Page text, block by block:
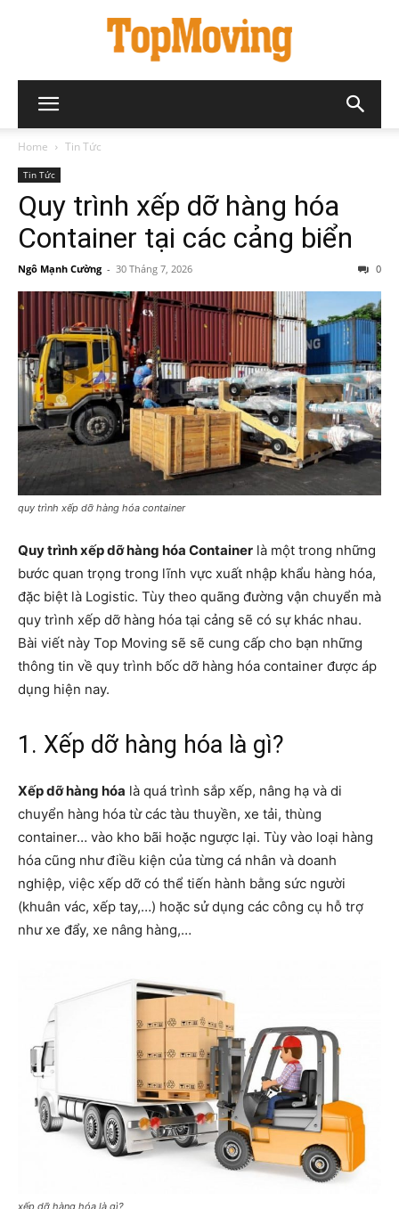
Home Tin Tức
Tin Tức
Quy trình xếp dỡ hàng hóa
Container tại các cảng biển
Ngô Mạnh Cường - 30 Tháng 7, 2026 0
quy trình xếp dỡ hàng hóa container
Quy trình xếp dỡ hàng hóa Container là một trong những
bước quan trọng trong lĩnh vực xuất nhập khẩu hàng hóa,
đặc biệt là Logistic. Tùy theo quãng đường vận chuyển mà
quy trình xếp dỡ hàng hóa tại cảng sẽ có sự khác nhau.
Bài viết này Top Moving sẽ sẽ cung cấp cho bạn những
thông tin về quy trình bốc dỡ hàng hóa container được áp
dụng hiện nay.
1. Xếp dỡ hàng hóa là gì?
Xếp dỡ hàng hóa là quá trình sắp xếp, nâng hạ và di
chuyển hàng hóa từ các tàu thuyền, xe tải, thùng
container… vào kho bãi hoặc ngược lại. Tùy vào loại hàng
hóa cũng như điều kiện của từng cá nhân và doanh
nghiệp, việc xếp dỡ có thể tiến hành bằng sức người
(khuân vác, xếp tay,…) hoặc sử dụng các công cụ hỗ trợ
như xe đẩy, xe nâng hàng,…
xếp dỡ hàng hóa là gì?